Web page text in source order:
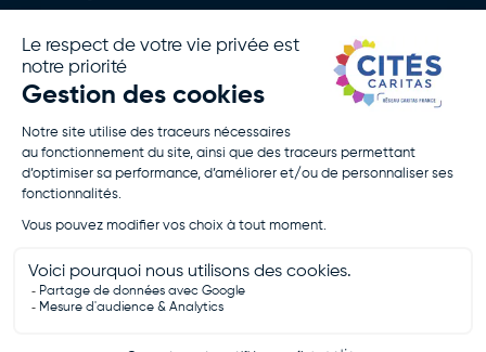
Notre
Association
Activités
Agir Avec
Nous
Rejoignez-
Je Fais Un
Don
Presse
D’activité
Politique De
Mentions
Contactez-nous
!